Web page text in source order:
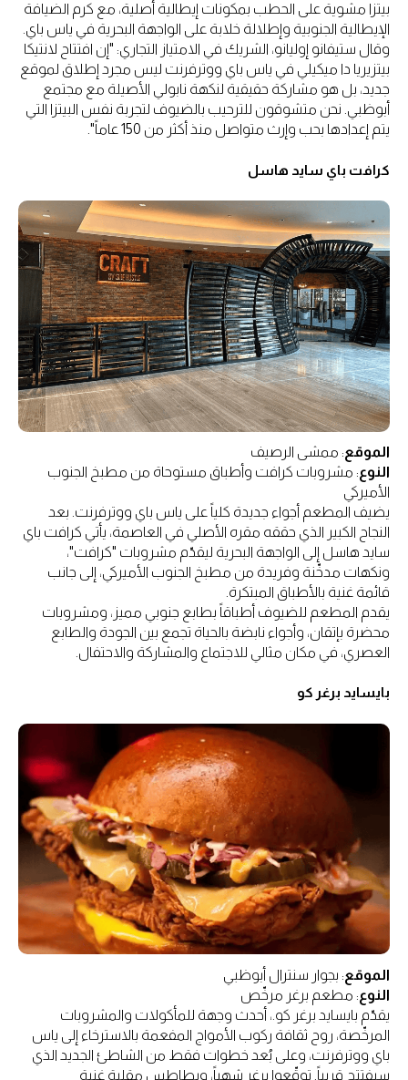
بيتزا مشوية على الحطب بمكونات إيطالية أصلية، مع كرم الضيافة
الإيطالية الجنوبية وإطلالة خلابة على الواجهة البحرية في ياس باي.
وقال ستيفانو إوليانو، الشريك في الامتياز التجاري: "إن افتتاح لانتيكا
بيتزيريا دا ميكيلي في ياس باي ووترفرنت ليس مجرد إطلاق لموقع
جديد، بل هو مشاركة حقيقية لنكهة نابولي الأصيلة مع مجتمع
أبوظبي. نحن متشوقون للترحيب بالضيوف لتجربة نفس البيتزا التي
يتم إعدادها بحب وإرث متواصل منذ أكثر من 150 عاماً".
كرافت باي سايد هاسل
الموقع: ممشى الرصيف
النوع: مشروبات كرافت وأطباق مستوحاة من مطبخ الجنوب
الأميركي
يضيف المطعم أجواء جديدة كلياً على ياس باي ووترفرنت. بعد
النجاح الكبير الذي حققه مقره الأصلي في العاصمة، يأتي كرافت باي
سايد هاسل إلى الواجهة البحرية ليقدّم مشروبات "كرافت"،
ونكهات مدخّنة وفريدة من مطبخ الجنوب الأميركي، إلى جانب
قائمة غنية بالأطباق المبتكرة.
يقدم المطعم للضيوف أطباقاً بطابع جنوبي مميز، ومشروبات
محضرة بإتقان، وأجواء نابضة بالحياة تجمع بين الجودة والطابع
العصري، في مكان مثالي للاجتماع والمشاركة والاحتفال.
بايسايد برغر كو
الموقع: بجوار سنترال أبوظبي
النوع: مطعم برغر مرخّص
يقدّم بايسايد برغر كو.، أحدث وجهة للمأكولات والمشروبات
المرخّصة، روح ثقافة ركوب الأمواج المفعمة بالاسترخاء إلى ياس
باي ووترفرنت، وعلى بُعد خطوات فقط من الشاطئ الجديد الذي
سيفتتح قريباً. توقّعوا برغر شهياً، وبطاطس مقلية غنية